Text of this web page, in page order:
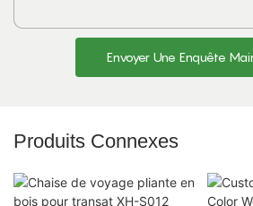
Envoyer Une Enquête
Produits Connexes